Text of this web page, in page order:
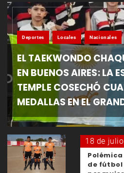
Deportes Locales Nacionales
EL TAEKWONDO
EN BUENOS AIRES: LA
TEMPLE COSECHÓ
MEDALLAS EN EL
18 de
de fútbol